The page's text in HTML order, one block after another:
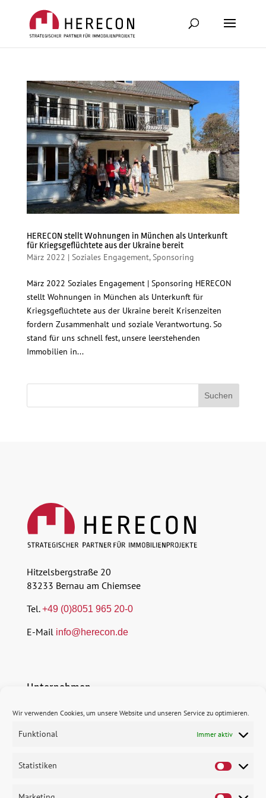
Wir verwenden Cookies, um unsere Website und unseren Service zu optimieren.
Funktional Immer aktiv
Statistiken
HERECON stellt Wohnungen in München als Unterkunft
für Kriegsgeflüchtete aus der Ukraine bereit
März 2022 | Soziales Engagement,Sponsoring
März 2022 Soziales Engagement | Sponsoring HERECON
stellt Wohnungen in München als Unterkunft für
Kriegsgeflüchtete aus der Ukraine bereit Krisenzeiten
fordern Zusammenhalt und soziale Verantwortung. So
stand für uns schnell fest, unsere leerstehenden
Immobilien in...
Hitzelsbergstraße 20
83233 Bernau am Chiemsee
Tel.+49 (0)8051 965 20-0
E-Mail info@herecon.de
Unternehmen
$ Karriere